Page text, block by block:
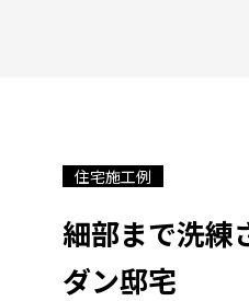
住宅施工例
細部まで洗練
ダン邸宅